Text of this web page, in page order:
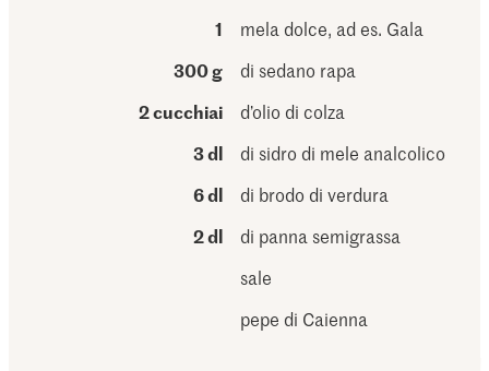
1
mela dolce, ad es. Gala
300 g
di sedano rapa
2 cucchiai
d’olio di colza
3 dl
di sidro di mele analcolico
6 dl
di brodo di verdura
2 dl
di panna semigrassa
sale
pepe di Caienna